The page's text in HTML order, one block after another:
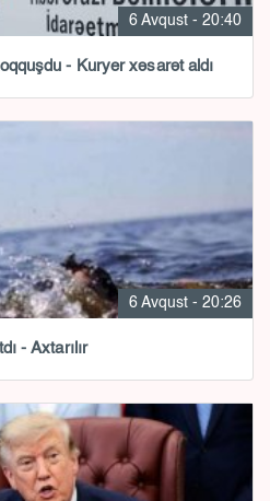
6 Avqust - 20:40
- Kuryer xəsarət aldı
6 Avqust - 20:26
- Axtarılır